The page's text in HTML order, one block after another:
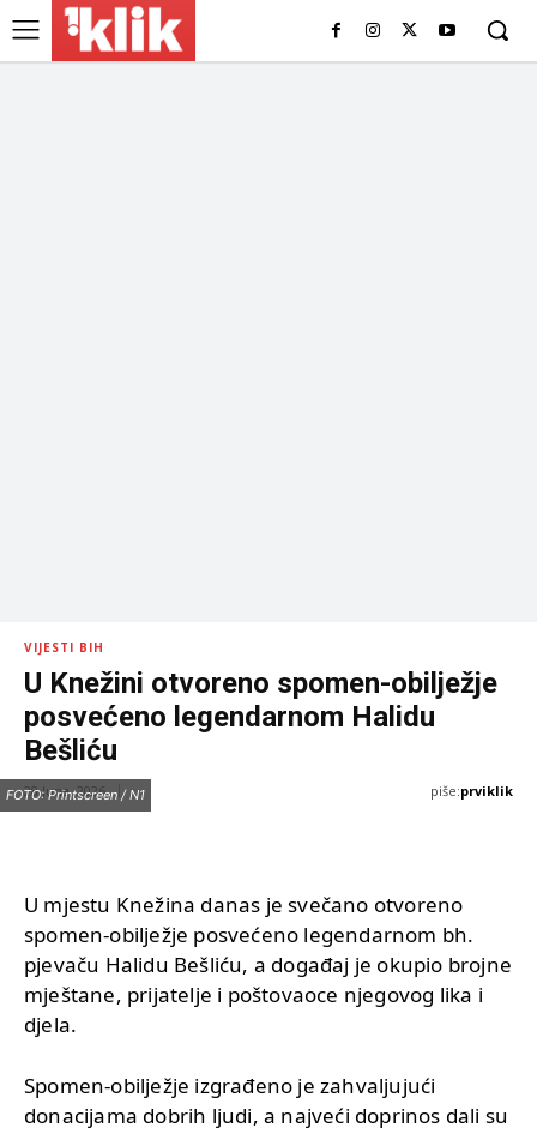
VIJESTI BIH
U Knežini otvoreno spomen-obilježje
posvećeno legendarnom Halidu
Bešliću
28 Juna, 2026 piše:prviklik
FOTO: Printscreen / N1
U mjestu Knežina danas je svečano otvoreno
spomen-obilježje posvećeno legendarnom bh.
pjevaču Halidu Bešliću, a događaj je okupio brojne
mještane, prijatelje i poštovaoce njegovog lika i
djela.
Spomen-obilježje izgrađeno je zahvaljujući
donacijama dobrih ljudi, a najveći doprinos dali su